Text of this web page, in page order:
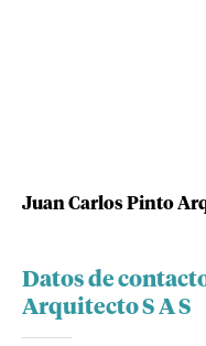
Juan Carlos Pinto
Datos de
Arquitecto S A S